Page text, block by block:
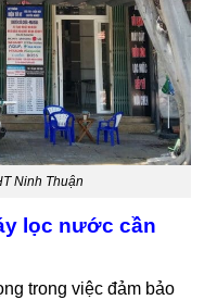
Ninh Thuận
lọc nước cần
trong việc đảm bảo